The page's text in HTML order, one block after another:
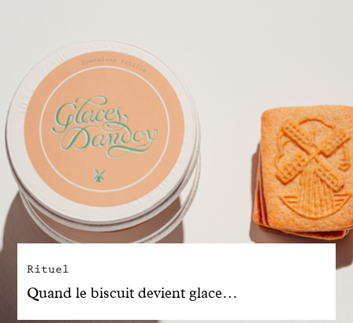
Dandoy Family
Boutiques
Mon compte
E-Shop
Rituel
Quand le biscuit devient glace…